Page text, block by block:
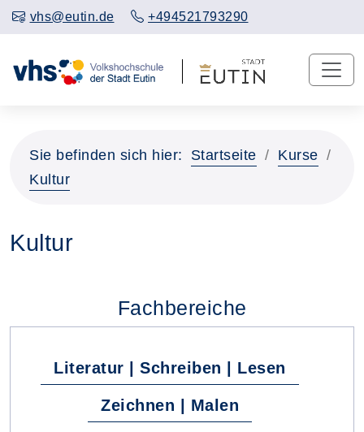
vhs@eutin.de +494521793290
Sie befinden sich hier: Startseite
Kurse
Kultur
Kultur
Fachbereiche
Literatur | Schreiben | Lesen
Zeichnen | Malen